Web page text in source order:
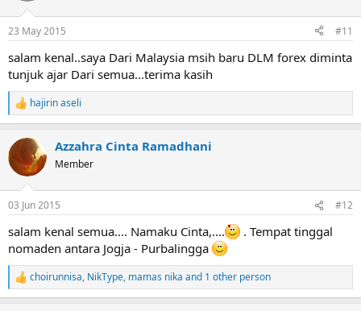
s
23 May 2015 #11
salam kenal..saya Dari Malaysia msih baru DLM forex diminta
tunjuk ajar Dari semua...terima kasih
R
e
c
t
i
s
hajirin aseli
Azzahra Cinta Ramadhani
Member
03 Jun 2015 #12
salam kenal semua.... Namaku Cinta,....
. Tempat tinggal
nomaden antara Jogja - Purbalingga
R
e
choirunnisa, NikType, mamas nika and 1 other person